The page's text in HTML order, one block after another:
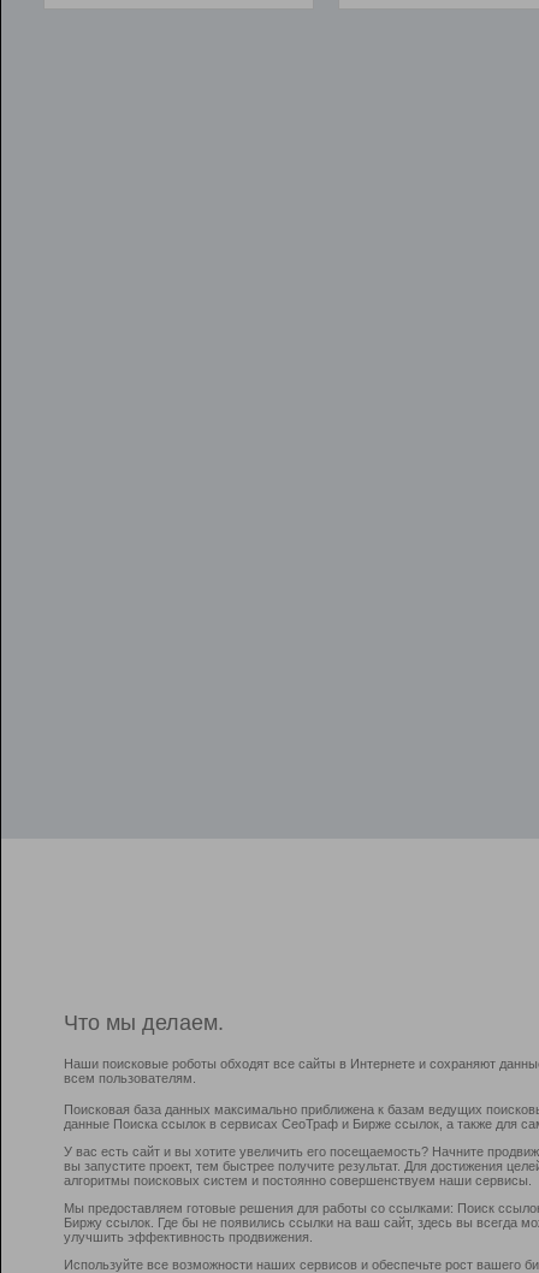
Что мы делаем.
Наши поисковые роботы обходят все сайты в Интернете и сохраняют
всем пользователям.
Поисковая база данных максимально приближена к базам ведущих
данные Поиска ссылок в сервисах СеоТраф и Бирже ссылок, а также для
У вас есть сайт и вы хотите увеличить его посещаемость? Начните
вы запустите проект, тем быстрее получите результат. Для достижения
алгоритмы поисковых систем и постоянно совершенствуем наши сервисы.
Мы предоставляем готовые решения для работы со ссылками: Поиск
Биржу ссылок. Где бы не появились ссылки на ваш сайт, здесь вы всегда
улучшить эффективность продвижения.
Используйте все возможности наших сервисов и обеспечьте рост вашего